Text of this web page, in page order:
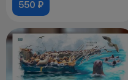
550 ₽